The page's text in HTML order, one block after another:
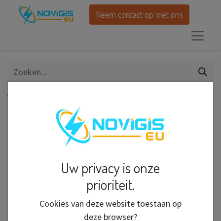
Neem contact op met ons
Alle producten
Uw privacy is onze
prioriteit.
Cookies van deze website toestaan op
deze browser?